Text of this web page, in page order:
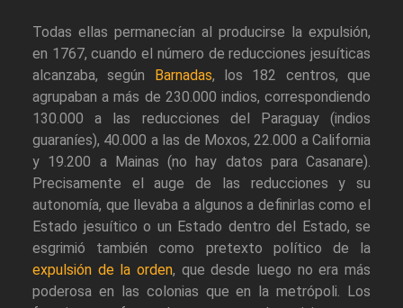
Todas ellas permanecían al producirse la expulsión,
en 1767, cuando el número de reducciones jesuíticas
alcanzaba, según
Barnadas, los 182 centros, que
agrupaban a más de 230.000 indios, correspondiendo
130.000 a las reducciones del Paraguay (indios
guaraníes), 40.000 a las de Moxos, 22.000 a California
y 19.200 a Mainas (no hay datos para Casanare).
Precisamente el auge de las reducciones y su
autonomía, que llevaba a algunos a definirlas como el
Estado jesuítico o un Estado dentro del Estado, se
esgrimió también como pretexto político de la
expulsión de la orden, que desde luego no era más
poderosa en las colonias que en la metrópoli. Los